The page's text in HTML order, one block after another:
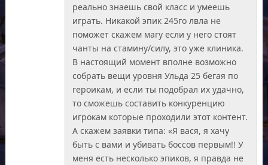
реально знаешь свой класс и умеешь
играть. Никакой эпик 245го лвла не
поможет скажем магу если у него стоят
чанты на стамину/силу, это уже клиника.
В настоящий момент вполне возможно
собрать вещи уровня Ульда 25 бегая по
героикам, и если ты подобрал их удачно,
то сможешь составить конкуренцию
игрокам которые проходили этот контент.
А скажем заявки типа: «Я вася, я хачу
быть с вами и убивать боссов первым!! У
меня есть несколько эпиков, я правда не